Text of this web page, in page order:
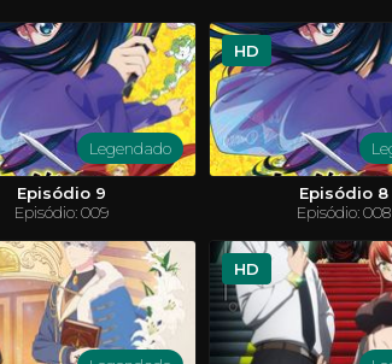
Legendado
Episódio 9
Episódio: 009
HD
Episódio 8
Episódio: 008
HD